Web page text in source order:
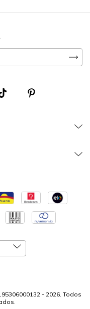
- 2026. Todos